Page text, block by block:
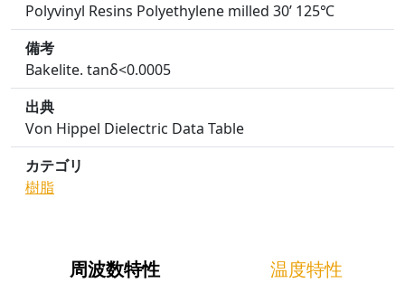
Polyvinyl Resins Polyethylene milled 30’ 125℃
備考
Bakelite. tanδ<0.0005
出典
Von Hippel Dielectric Data Table
カテゴリ
樹脂
周波数特性 温度特性